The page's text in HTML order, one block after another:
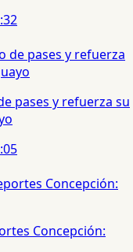
pases y refuerza su
Concepción: